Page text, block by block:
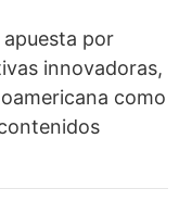
apuesta por
innovadoras,
como